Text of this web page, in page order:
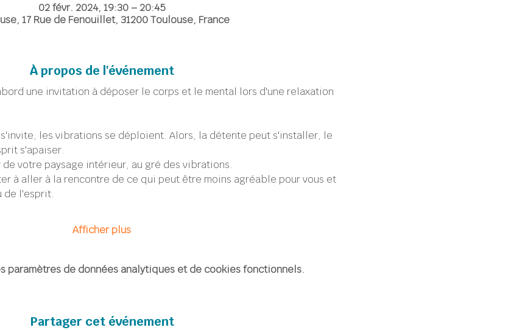
02 févr. 2024, 19:30 – 20:45
17 Rue de Fenouillet, 31200 Toulouse, France
À propos de l'événement
une invitation à déposer le corps et le mental lors d'une relaxation
s'invite, les vibrations se déploient. Alors, la détente peut s'installer, le
s'apaiser.
de votre paysage intérieur, au gré des vibrations.
à aller à la rencontre de ce qui peut être moins agréable pour vous et
de l'esprit.
Afficher plus
paramètres de données analytiques et de cookies fonctionnels.
Partager cet événement